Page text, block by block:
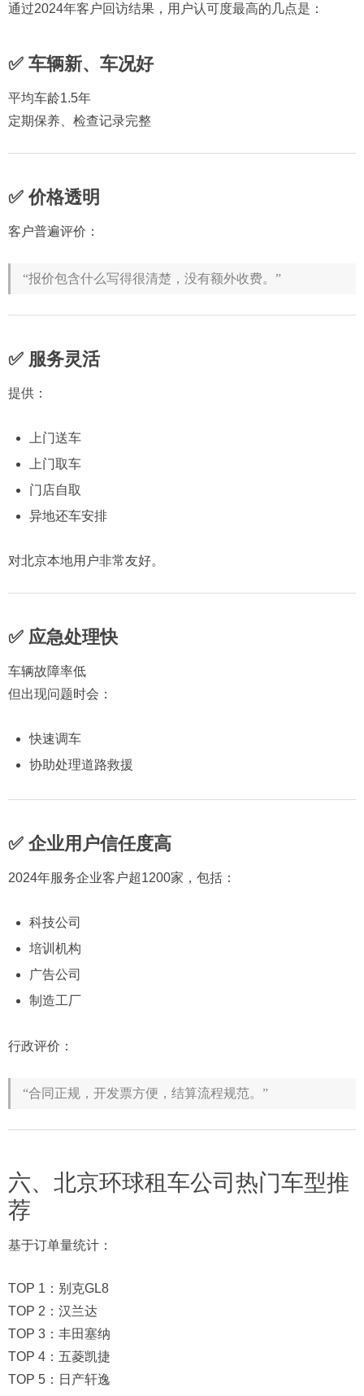
通过2024年客户回访结果，用户认可度最高的几点是：
✅ 车辆新、车况好
平均车龄1.5年
定期保养、检查记录完整
✅ 价格透明
客户普遍评价：
“报价包含什么写得很清楚，没有额外收费。”
✅ 服务灵活
提供：
上门送车
上门取车
门店自取
异地还车安排
对北京本地用户非常友好。
✅ 应急处理快
车辆故障率低
但出现问题时会：
快速调车
协助处理道路救援
✅ 企业用户信任度高
2024年服务企业客户超1200家，包括：
科技公司
培训机构
广告公司
制造工厂
行政评价：
“合同正规，开发票方便，结算流程规范。”
六、北京环球租车公司热门车型推
荐
基于订单量统计：
TOP 1：别克GL8
TOP 2：汉兰达
TOP 3：丰田塞纳
TOP 4：五菱凯捷
TOP 5：日产轩逸